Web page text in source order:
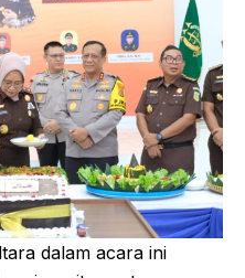
dalam acara ini